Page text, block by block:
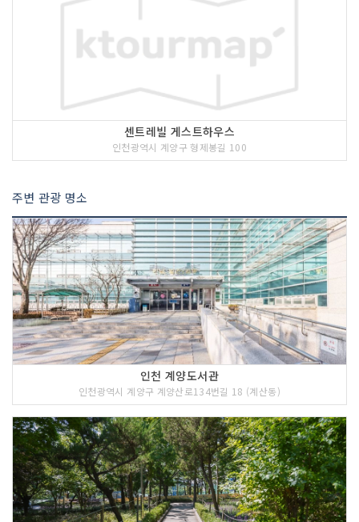
센트레빌 게스트하우스
인천광역시 계양구 형제봉길 100
주변 관광 명소
인천 계양도서관
인천광역시 계양구 계양산로134번길 18 (계산동)